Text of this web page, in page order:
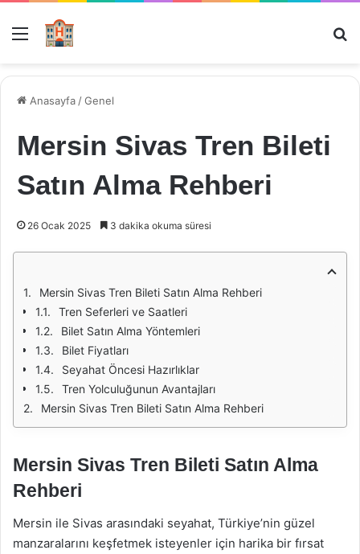
Menü
Anasayfa /Genel
Mersin Sivas Tren Bileti
Satın Alma Rehberi
26 Ocak 2025 3 dakika okuma süresi
Mersin Sivas Tren Bileti Satın Alma Rehberi
Tren Seferleri ve Saatleri
Bilet Satın Alma Yöntemleri
Bilet Fiyatları
Seyahat Öncesi Hazırlıklar
Tren Yolculuğunun Avantajları
Mersin Sivas Tren Bileti Satın Alma Rehberi
Mersin Sivas Tren Bileti Satın Alma
Rehberi
Mersin ile Sivas arasındaki seyahat, Türkiye’nin güzel
manzaralarını keşfetmek isteyenler için harika bir fırsat